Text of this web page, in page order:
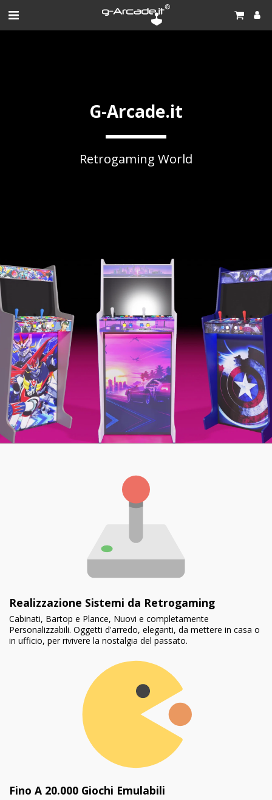
G-Arcade.it
Retrogaming World
Realizzazione Sistemi da Retrogaming
Cabinati, Bartop e Plance, Nuovi e completamente
Personalizzabili. Oggetti d'arredo, eleganti, da mettere in casa o
in ufficio, per rivivere la nostalgia del passato.
Fino A 20.000 Giochi Emulabili